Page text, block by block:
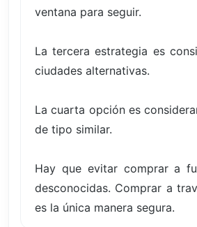
ventana para seguir.
La tercera estrategia es
ciudades alternativas.
La cuarta opción es
de tipo similar.
Hay que evitar comprar a
desconocidas. Comprar a
es la única manera segura.